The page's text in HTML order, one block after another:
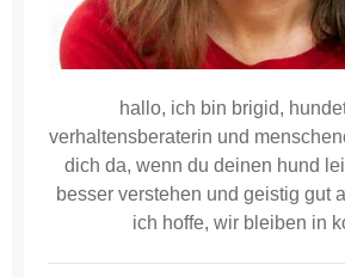
hallo, ich bin brigid,
verhaltensberaterin und
dich da, wenn du deinen hund
besser verstehen und geistig gut
ich hoffe, wir bleiben in